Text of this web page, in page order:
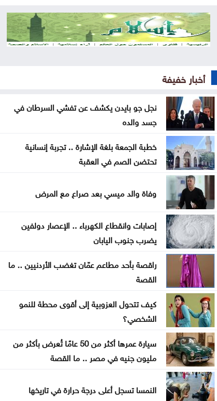
تركيا ترجّح انضمام مصر لاتفاق الدفاع الثلاثي مع الرياض
وإسلام آباد
85% من الخدمات الحكومية جرى رقمنتها حتى منتصف
النواب يناقش الأحد قانون هيئة الاعتماد وشكاوى
البنزين
النقل البري تستكمل اليوم التشغيل التجريبي لخطوط
جديدة
السعودية: إخماد حريق في منشأة أرامكو بجيزان بلا
إصابات
حرائق الغابات تجبر 20 ألف شخص على إخلاء منازلهم
في كندا
إدارة الترخيص تبدأ بخدمة حجز مواعيد الفحص العملي
إلكترونيا
ارتفاع طفيف على الحرارة اليوم .. وكتلة حارة تقترب من
المملكة الاثنين
تفسير الحلم بالذباب
أخبار خفيفة
نجل جو بايدن يكشف عن تفشي السرطان في
جسد والده
خطبة الجمعة بلغة الإشارة .. تجربة إنسانية
تحتضن الصم في العقبة
وفاة والد ميسي بعد صراع مع المرض
إصابات وانقطاع الكهرباء .. الإعصار دولفين
يضرب جنوب اليابان
راقصة بأحد مطاعم عمّان تغضب الأردنيين .. ما
القصة
كيف تتحول العزوبية إلى أقوى محطة للنمو
الشخصي؟
سيارة عمرها أكثر من 50 عامًا تُعرض بأكثر من
مليون جنيه في مصر .. ما القصة
النمسا تسجل أعلى درجة حرارة في تاريخها